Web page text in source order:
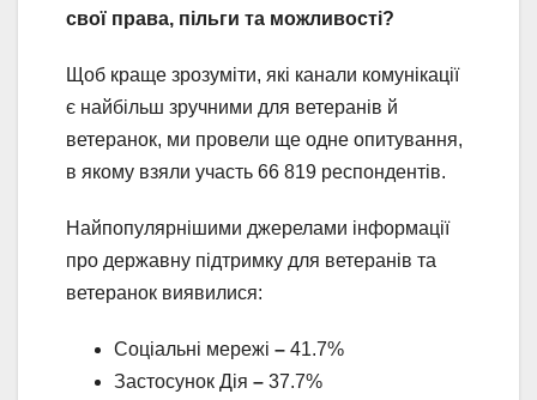
свої права, пільги та можливості?
Щоб краще зрозуміти, які канали комунікації
є найбільш зручними для ветеранів й
ветеранок, ми провели ще одне опитування,
в якому взяли участь 66 819 респондентів.
Найпопулярнішими джерелами інформації
про державну підтримку для ветеранів та
ветеранок виявилися:
Соціальні мережі – 41.7%
Застосунок Дія – 37.7%